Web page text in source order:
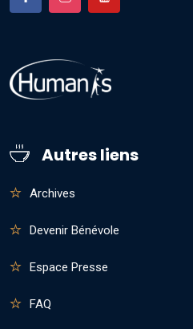
Autres liens
Archives
Devenir Bénévole
Espace Presse
FAQ